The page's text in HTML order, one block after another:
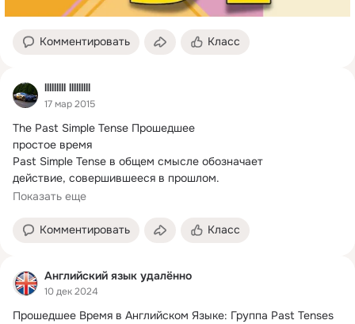
Комментировать Класс
lllllllll lllllllll
17 мар 2015
The Past Simple Tense Прошедшее
простое время
Past Simple Tense в общем смысле обозначает
действие, совершившееся в прошлом.
Образование Past Simple Tense
Показать еще
Комментировать Класс
Английский язык удалённо
10 дек 2024
Прошедшее Время в Английском Языке: Группа Past Tenses